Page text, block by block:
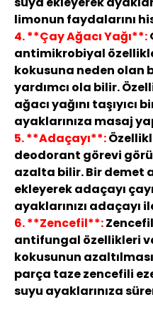
limonun faydalarını
4. **Çay Ağacı Yağı**:
antimikrobiyal
kokusuna neden olan
yardımcı ola bilir.
ağacı yağını taşıyıcı
ayaklarınıza masaj
5. **Adaçayı**:
deodorant görevi
azalta bilir. Bir demet
ekleyerek adaçayı
ayaklarınızı adaçayı
6. **Zencefil**:
antifungal özellikleri
kokusunun
parça taze zencefili
suyu ayaklarınıza